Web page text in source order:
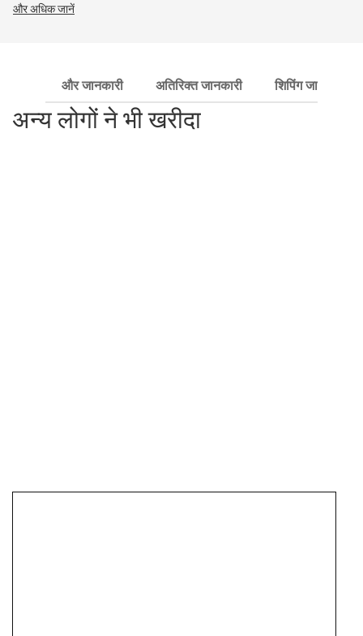
और अधिक जानें
और जानकारी अतिरिक्त जानकारी शिपिंग जानकारी
अन्य लोगों ने भी खरीदा